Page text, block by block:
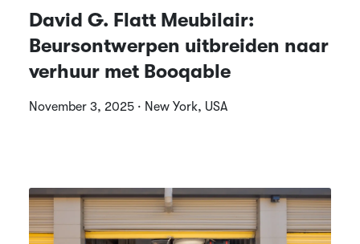
David G. Flatt Meubilair:
Beursontwerpen uitbreiden naar
verhuur met Booqable
November 3, 2025 · New York, USA